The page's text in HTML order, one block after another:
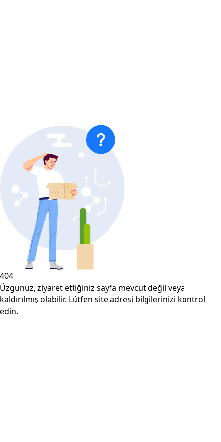
404
Üzgünüz, ziyaret ettiğiniz sayfa mevcut değil veya
kaldırılmış olabilir. Lütfen site adresi bilgilerinizi kontrol
edin.